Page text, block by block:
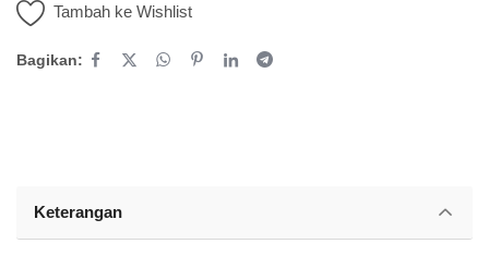
Login
Daftar
Tambah ke Wishlist
Bagikan:
Keterangan